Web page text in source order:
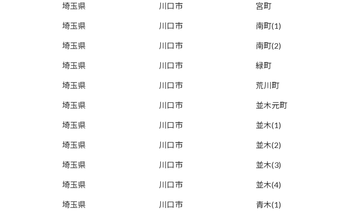
埼玉県 川口市 宮町
埼玉県 川口市 南町(1)
埼玉県 川口市 南町(2)
埼玉県 川口市 緑町
埼玉県 川口市 荒川町
埼玉県 川口市 並木元町
埼玉県 川口市 並木(1)
埼玉県 川口市 並木(2)
埼玉県 川口市 並木(3)
埼玉県 川口市 並木(4)
埼玉県 川口市 青木(1)